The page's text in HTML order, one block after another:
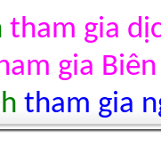
tham gia
gia
tham gia